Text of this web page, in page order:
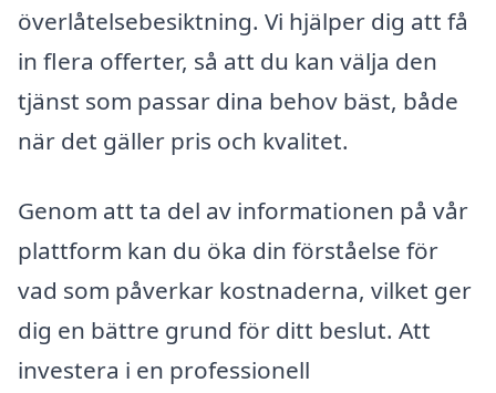
överlåtelsebesiktning. Vi hjälper dig att få
in flera offerter, så att du kan välja den
tjänst som passar dina behov bäst, både
när det gäller pris och kvalitet.
Genom att ta del av informationen på vår
plattform kan du öka din förståelse för
vad som påverkar kostnaderna, vilket ger
dig en bättre grund för ditt beslut. Att
investera i en professionell